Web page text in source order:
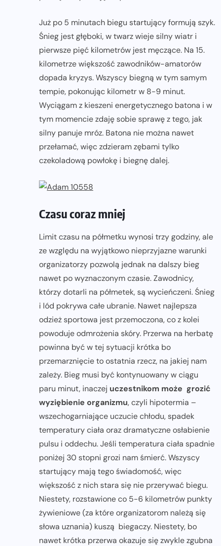
Już po 5 minutach biegu startujący formują szyk.
Śnieg jest głęboki, w twarz wieje silny wiatr i
pierwsze pięć kilometrów jest męczące. Na 15.
kilometrze większość zawodników-amatorów
dopada kryzys. Wszyscy biegną w tym samym
tempie, pokonując kilometr w 8-9 minut.
Wyciągam z kieszeni energetycznego batona i w
tym momencie zdaję sobie sprawę z tego, jak
silny panuje mróz. Batona nie można nawet
przełamać, więc zdzieram zębami tylko
czekoladową powłokę i biegnę dalej.
Czasu coraz mniej
Limit czasu na półmetku wynosi trzy godziny, ale
ze względu na wyjątkowo nieprzyjazne warunki
organizatorzy pozwolą jednak na dalszy bieg
nawet po wyznaczonym czasie. Zawodnicy,
którzy dotarli na półmetek, są wycieńczeni. Śnieg
i lód pokrywa całe ubranie. Nawet najlepsza
odzież sportowa jest przemoczona, co z kolei
powoduje odmrożenia skóry. Przerwa na herbatę
powinna być w tej sytuacji krótka bo
przemarznięcie to ostatnia rzecz, na jakiej nam
zależy. Bieg musi być kontynuowany w ciągu
paru minut, inaczej uczestnikom może grozić
wyziębienie organizmu, czyli hipotermia –
wszechogarniające uczucie chłodu, spadek
temperatury ciała oraz dramatyczne osłabienie
pulsu i oddechu. Jeśli temperatura ciała spadnie
poniżej 30 stopni grozi nam śmierć. Wszyscy
startujący mają tego świadomość, więc
większość z nich stara się nie przerywać biegu.
Niestety, rozstawione co 5-6 kilometrów punkty
żywieniowe (za które organizatorom należą się
słowa uznania) kuszą biegaczy. Niestety, bo
nawet krótka przerwa okazuje się zwykle zgubna